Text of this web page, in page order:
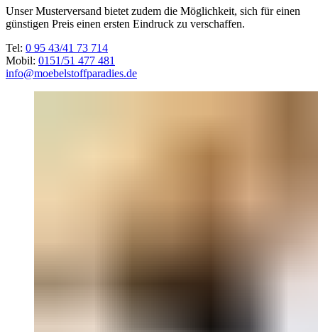
Unser Musterversand bietet zudem die Möglichkeit, sich für einen
günstigen Preis einen ersten Eindruck zu verschaffen.
Tel: 0 95 43/41 73 714
Mobil: 0151/51 477 481
info@moebelstoffparadies.de